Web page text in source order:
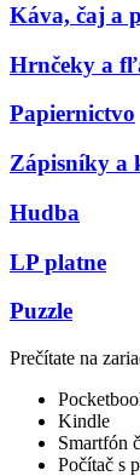
Káva, čaj a
Hrnčeky a
Papiernictvo
Zápisníky a
Hudba
LP platne
Puzzle
Prečítate na
Kindle
Smartfón
Počítač s